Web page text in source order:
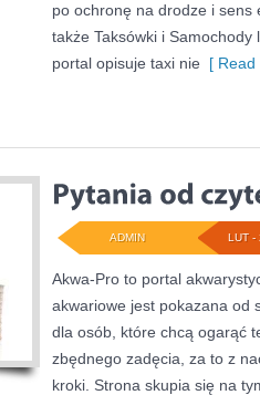
po ochronę na drodze i sens
także Taksówki i Samochody
portal opisuje taxi nie [ Read
LUT -
ADMIN
Akwa-Pro to portal
akwariowe jest pokazana od
dla osób, które chcą ogarąć
zbędnego zadęcia, za to z
kroki. Strona skupia się na